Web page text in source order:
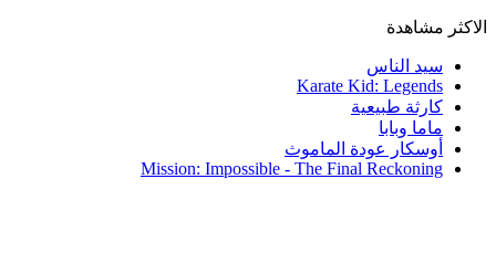
الاكثر مشاهدة
سيد الناس
Karate Kid: Legends
كارثة طبيعية
ماما وبابا
أوسكار عودة الماموث
Mission: Impossible - The Final Reckoning